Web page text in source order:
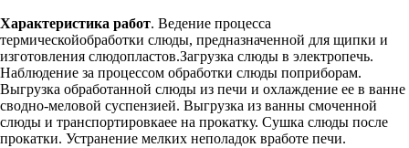
Характеристика работ. Ведение процесса
термическойобработки слюды, предназначенной для щипки и
изготовления слюдопластов.Загрузка слюды в электропечь.
Наблюдение за процессом обработки слюды поприборам.
Выгрузка обработанной слюды из печи и охлаждение ее в ванне
сводно-меловой суспензией. Выгрузка из ванны смоченной
слюды и транспортировкаее на прокатку. Сушка слюды после
прокатки. Устранение мелких неполадок вработе печи.